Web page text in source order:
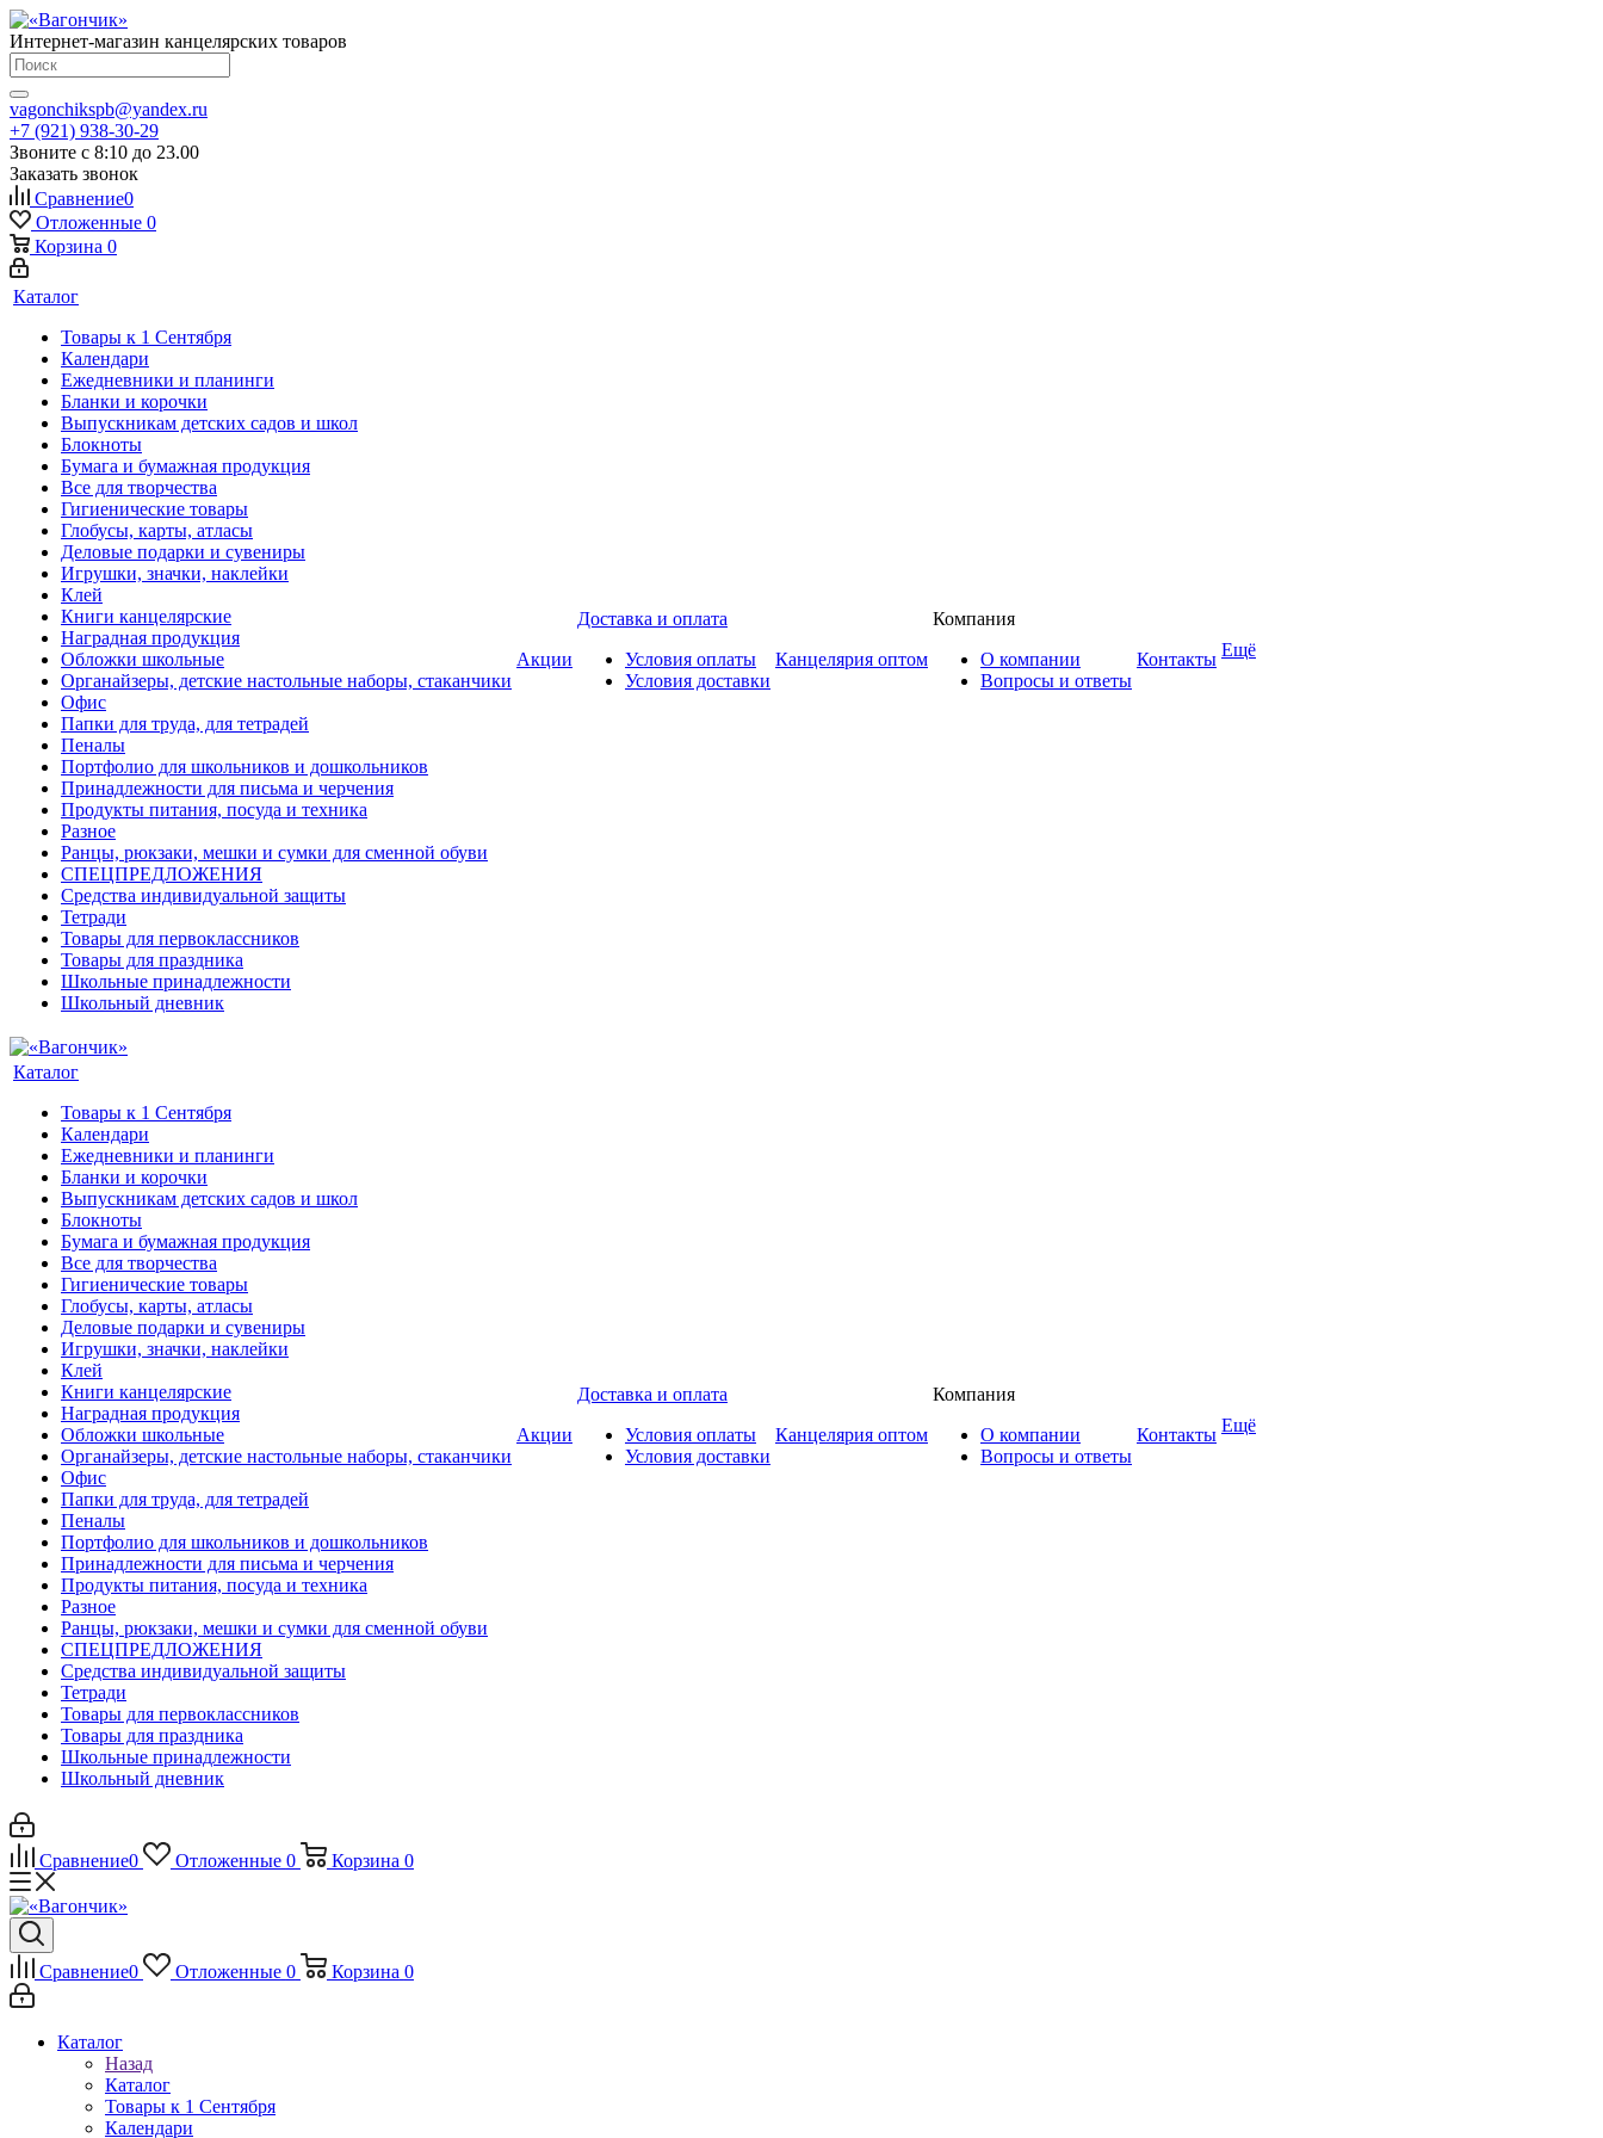
Интернет-магазин канцелярских товаров
vagonchikspb@yandex.ru
+7 (921) 938-30-29
Звоните с 8:10 до 23.00
Заказать звонок
Сравнение0
Отложенные 0
Корзина 0
Каталог
Товары к 1 Сентября
Календари
Ежедневники и планинги
Бланки и корочки
Выпускникам детских садов и школ
Блокноты
Бумага и бумажная продукция
Все для творчества
Гигиенические товары
Глобусы, карты, атласы
Деловые подарки и сувениры
Игрушки, значки, наклейки
Клей
Книги канцелярские
Наградная продукция
Обложки школьные
Органайзеры, детские настольные наборы, стаканчики
Офис
Папки для труда, для тетрадей
Пеналы
Портфолио для школьников и дошкольников
Принадлежности для письма и черчения
Продукты питания, посуда и техника
Разное
Ранцы, рюкзаки, мешки и сумки для сменной обуви
СПЕЦПРЕДЛОЖЕНИЯ
Средства индивидуальной защиты
Тетради
Товары для первоклассников
Товары для праздника
Школьные принадлежности
Школьный дневник
Акции
Доставка и оплата
Условия оплаты
Условия доставки
Канцелярия оптом
Компания
О компании
Вопросы и ответы
Контакты Ещё
Каталог
Товары к 1 Сентября
Календари
Ежедневники и планинги
Бланки и корочки
Выпускникам детских садов и школ
Блокноты
Бумага и бумажная продукция
Все для творчества
Гигиенические товары
Глобусы, карты, атласы
Деловые подарки и сувениры
Игрушки, значки, наклейки
Клей
Книги канцелярские
Наградная продукция
Обложки школьные
Органайзеры, детские настольные наборы, стаканчики
Офис
Папки для труда, для тетрадей
Пеналы
Портфолио для школьников и дошкольников
Принадлежности для письма и черчения
Продукты питания, посуда и техника
Разное
Ранцы, рюкзаки, мешки и сумки для сменной обуви
СПЕЦПРЕДЛОЖЕНИЯ
Средства индивидуальной защиты
Тетради
Товары для первоклассников
Товары для праздника
Школьные принадлежности
Школьный дневник
Акции
Доставка и оплата
Условия оплаты
Условия доставки
Канцелярия оптом
Компания
О компании
Вопросы и ответы
Контакты Ещё
Сравнение0 Отложенные 0 Корзина 0
Сравнение0 Отложенные 0 Корзина 0
Каталог
Назад
Каталог
Товары к 1 Сентября
Календари